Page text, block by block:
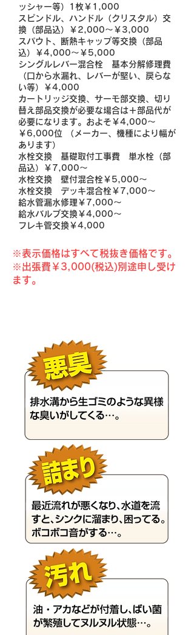
ッシャー等）1枚￥1,000
スピンドル、ハンドル（クリスタル）交
換（部品込）￥2,000～￥3,000
スパウト、断熱キャップ等交換（部品
込）￥4,000～￥5,000
シングルレバー混合栓 基本分解修理費
（口から水漏れ、レバーが堅い、戻らな
い等）￥4,000
カートリッジ交換、サーモ部交換、切り
替え部品交換が必要な場合は＋部品代が
必要になります。およそ￥4,000～
￥6,000位 （メーカー、機種により幅が
あります）
水栓交換 基礎取付工事費 単水栓（部
品込）￥7,000～
水栓交換 壁付混合栓￥5,000～
水栓交換 デッキ混合栓￥7,000～
給水管漏水修理￥7,000～
給水バルブ交換￥4,000～
フレキ管交換￥4,000
※表示価格はすべて税抜き価格です。​​
※出張費￥3,000(税込)別途申し受け
ます。